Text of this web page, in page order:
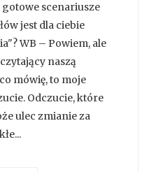
scenariusze
jest dla ciebie
WB – Powiem, ale
naszą
mówię, to moje
Odczucie, które
ulec zmianie za